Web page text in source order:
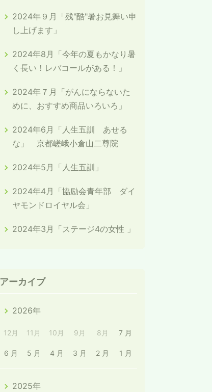
2024年９月「残"酷"暑お見舞い申
し上げます」
2024年8月「今年の夏もかなり暑
く長い！レバコールがある！」
2024年７月「がんにならないた
めに、おすすめ商品いろいろ」
2024年6月「人生五訓 あせる
な」 京都嵯峨小倉山二尊院
2024年5月「人生五訓」
2024年4月「協励会青年部 ダイ
ヤモンドロイヤル会」
2024年3月「ステージ4の女性 」
アーカイブ
2026年
12月 11月 10月 9月 8月 7 月
6 月 5 月 4 月 3 月 2 月 1 月
2025年